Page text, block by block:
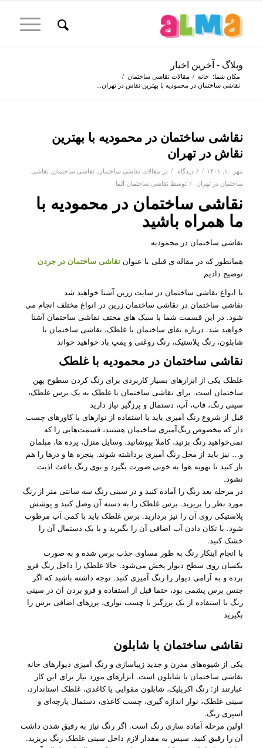
وبلاگ - آخرین اخبار
مکان شما: خانه / مقالات نقاشی ساختمان /
نقاشی ساختمان در محمودیه با بهترین نقاش در تهران...
نقاشی ساختمان در محمودیه با بهترین
نقاش در تهران
مهر ۱۰, ۱۴۰۱ / 7 دیدگاه / در مقالات نقاشی ساختمان, نقاشی ساختمان, نقاشی
ساختمان در تهران / توسط نقاشی ساختمان آلما
نقاشی ساختمان در محمودیه با
ما همراه باشید
نقاشی ساختمان در محمودیه
همانطور که در مقاله ی قبلی با عنوان نقاشی ساختمان در جردن
توضیح دادیم
با انواع نقاشی ساختمان در سایت زرین آشنا خواهید شد
نقاشی ساختمان در نقاشی ساختمان زرین در انواع مختلف انجام می
شود. در این قسمت شما با سبک های مختف نقاشی ساختمان آشنا
خواهید شد. درباره نقای ساختمان با غلطک، نقاشی ساختمان با
شابلون، رنگ پلاستیک، رنگ روغنی و پمپ باد خواهید خواند
نقاشی ساختمان در محمودیه با غلطک
غلطک یکی از ابزارهای بسیار کاربردی برای رنگ کردن سطوح پهن
ساختمان است. برای نقاشی ساختمان با غلطک به یک برس غلطک،
سینی رنگ، قاب، آب، دستمال و پرزگیر نیاز دارید
قبل از شروع رنگ آمیزی باید با استفاده از نوارهای یا کاورهای چسب
دار که مخصوص رنگ‌آمیزی ساختمان هستند، قسمت‌هایی را که
نمی‌خواهید رنگ بزنید، کاملا بپوشانید. وسایل منزل، پرده‌ ها، مبلمان
و… نیز باید از محل رنگ آمیزی برداشته شوند. پنجره ها و درها را هم
باز کنید تا تهویه هوا به خوبی صورت بگیرد و بوی رنگ باعث اذیت
نشود.
در مرحله بعد رنگ را آماده کنید و در سینی رنگ سه سانتی متر از رنگ
مورد نظر را بریزید. برس غلطک را به دسته آن وصل کنید و پوشش
پلاستیکی روی آن را نیز بردارید. برس غلطک باید با کمی آب مرطوب
شود. با تکان دادن آب اضافی آن را بگیرید و با یک دستمال آن را
خشک کنید.
با انجام اینکار رنگ به طور مساوی جذب برس شده و به صورت
یکسان روی سطح دیوار پخش می‌شود. حالا غلطک را داخل رنگ فرو
برده و به آرامی دیوار را رنگ آمیزی کنید. توجه داشته باشید که اگر
جنس برس پشمی بود، حتما قبل از استفاده و فرو بردن آن در سینی
رنگ با استفاده از یک پرزگیر یا چسب نواری، پرزهای اضافی برس را
بگیرید
نقاشی ساختمان با شابلون
یکی از شیوه‌های مدرن و جدید زیباسازی و رنگ آمیزی دیوارهای خانه
نقاشی ساختمان با شابلون است. ابزارهای مورد نیاز برای این کار
عبارتند از: رنگ اکریلیک، شابلون مقوایی یا کاغذی، غلطک استاندارد،
سینی غلطک، نوار اندازه‌ گیری، چسب کاغذی، دستمال پارچه‌ای و
اسپری رنگ.
اولین مرحله آماده سازی رنگ است. اگر رنگ نیاز به رقیق شدن داشت
آن را رقیق کنید. سپس به مقدار لازم داخل سینی غلطک رنگ بریزید.